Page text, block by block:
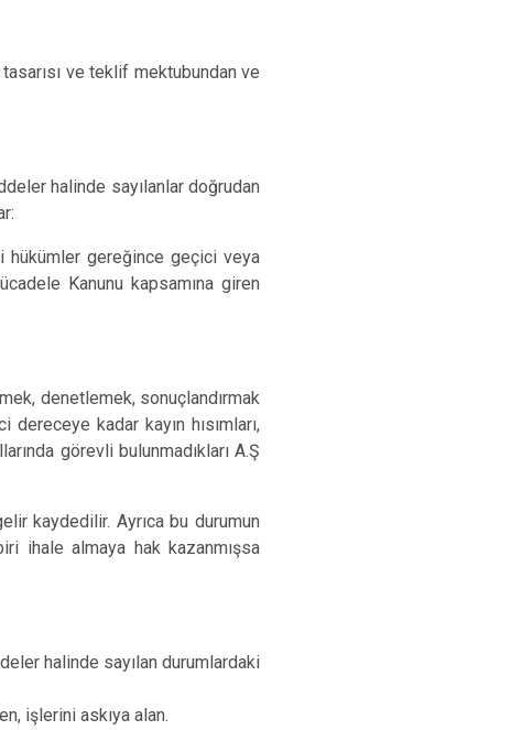
ve teklif mektubundan ve
halinde sayılanlar doğrudan
hükümler gereğince geçici veya
Kanunu kapsamına giren
denetlemek, sonuçlandırmak
kadar kayın hısımları,
görevli bulunmadıkları A.Ş
kaydedilir. Ayrıca bu durumun
ihale almaya hak kazanmışsa
halinde sayılan durumlardaki
işlerini askıya alan.